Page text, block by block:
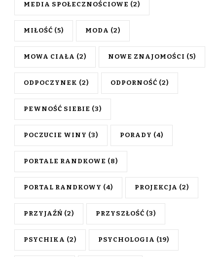
MEDIA SPOŁECZNOŚCIOWE (2)
MIŁOŚĆ (5) MODA (2)
MOWA CIAŁA (2) NOWE ZNAJOMOŚCI (5)
ODPOCZYNEK (2) ODPORNOŚĆ (2)
PEWNOŚĆ SIEBIE (3)
POCZUCIE WINY (3) PORADY (4)
PORTALE RANDKOWE (8)
PORTAL RANDKOWY (4) PROJEKCJA (2)
PRZYJAŹŃ (2) PRZYSZŁOŚĆ (3)
PSYCHIKA (2) PSYCHOLOGIA (19)